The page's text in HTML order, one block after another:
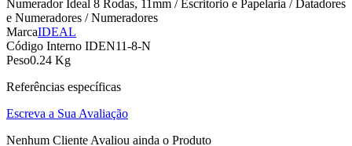
Numerador Ideal 8 Rodas, 11mm / Escritorio e Papelaria / Datadores
e Numeradores / Numeradores
MarcaIDEAL
Código Interno IDEN11-8-N
Peso0.24 Kg
Referências específicas
Escreva a Sua Avaliação
Nenhum Cliente Avaliou ainda o Produto